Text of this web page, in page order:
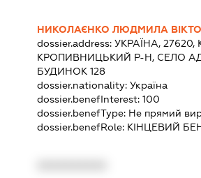
НИКОЛАЄНКО ЛЮДМИЛА
dossier.address: УКРАЇНА,
КРОПИВНИЦЬКИЙ Р-Н, СЕЛО
БУДИНОК 128
dossier.nationality: Україна
dossier.benefInterest: 100
dossier.benefType: Не прямий
dossier.benefRole: КІНЦЕВИЙ